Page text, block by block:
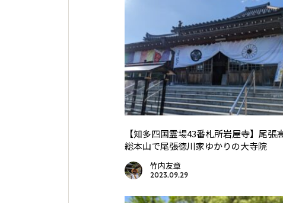
【知多四国霊場43番札所岩屋寺】尾張
総本山で尾張徳川家ゆかりの大寺院
竹内友章
2023.09.29